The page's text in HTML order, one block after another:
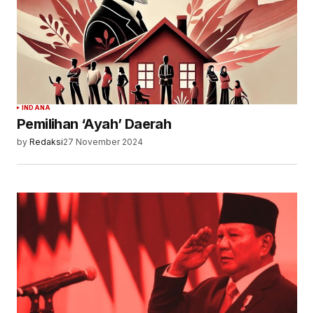
INDANA
Pemilihan ‘Ayah’ Daerah
by Redaksi27 November 2024